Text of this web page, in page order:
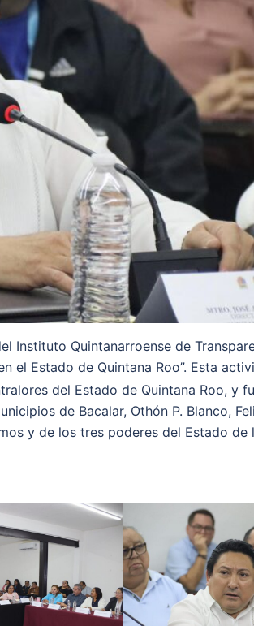
Instituto Quintanarroense de
el Estado de Quintana Roo”. Esta
del Estado de Quintana Roo, y
de Bacalar, Othón P. Blanco,
y de los tres poderes del Estado de